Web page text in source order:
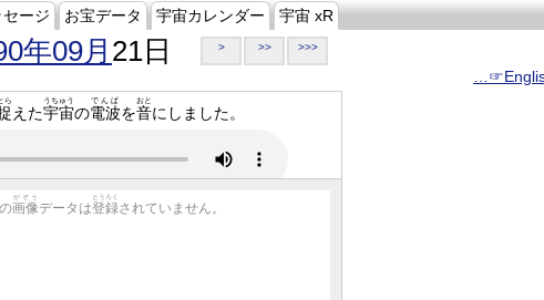
ージ お宝データ 宇宙カレンダー 宇宙 xR
年09月 21日 > >> >>>
ら
えた宇宙
うちゅう
の電波
でんぱ
を音
おと
にしました。
の画像
がぞう
データは登録
とうろく
されていません。